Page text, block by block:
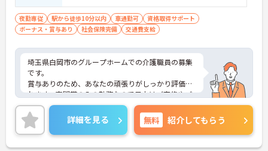
夜勤専従 駅から徒歩10分以内 車通勤可
資格取得サポート
ボーナス・賞与あり
社会保険完備 交通費支給
埼玉県白岡市のグループホームでの介護職員の募集
です。
賞与ありのため、あなたの頑張りがしっかり評価さ
れます。夜間帯のみの勤務なので日中はご家族やご
自身のプライベートの時間にあてることができま
す。
ご興味のある方は、面接のポイントをお伝えします
のでお気軽にお問い合せください。
詳細を見る 無料 紹介してもらう